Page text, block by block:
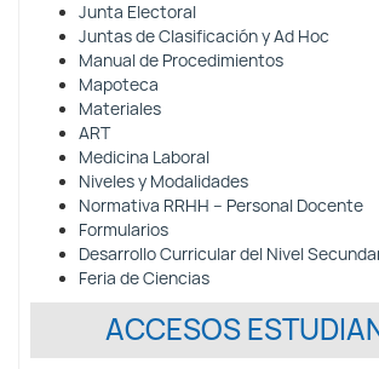
Junta Electoral
Juntas de Clasificación y Ad Hoc
Manual de Procedimientos
Mapoteca
Materiales
ART
Medicina Laboral
Niveles y Modalidades
Normativa RRHH – Personal Docente
Formularios
Desarrollo Curricular del Nivel
Feria de Ciencias
ACCESOS